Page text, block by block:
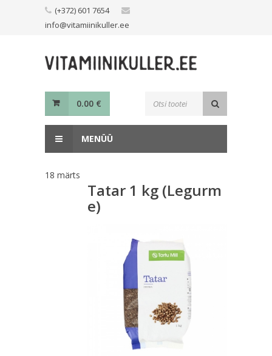
(+372) 601 7654
info@vitamiinikuller.ee
0.00 €
MENÜÜ
18 märts
Tatar 1 kg (Legurm
e)